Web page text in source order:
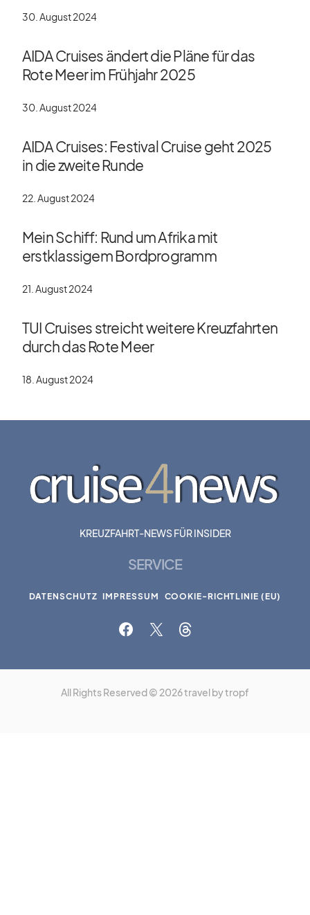
30. August 2024
AIDA Cruises ändert die Pläne für das
Rote Meer im Frühjahr 2025
30. August 2024
AIDA Cruises: Festival Cruise geht 2025
in die zweite Runde
22. August 2024
Mein Schiff: Rund um Afrika mit
erstklassigem Bordprogramm
21. August 2024
TUI Cruises streicht weitere Kreuzfahrten
durch das Rote Meer
18. August 2024
KREUZFAHRT-NEWS FÜR INSIDER
SERVICE
DATENSCHUTZ IMPRESSUM COOKIE-RICHTLINIE (EU)
All Rights Reserved © 2026 travel by tropf